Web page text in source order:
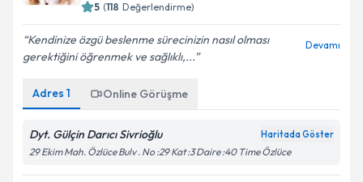
5 (118 Değerlendirme)
Kendinize özgü beslenme sürecinizin nasıl olması
gerektiğini öğrenmek ve sağlıklı,...
Devamı
Adres 1 Online Görüşme
Dyt. Gülçin Darıcı Sivrioğlu Haritada Göster
29 Ekim Mah. Özlüce Bulv . No :29 Kat :3 Daire :40 Time Özlüce